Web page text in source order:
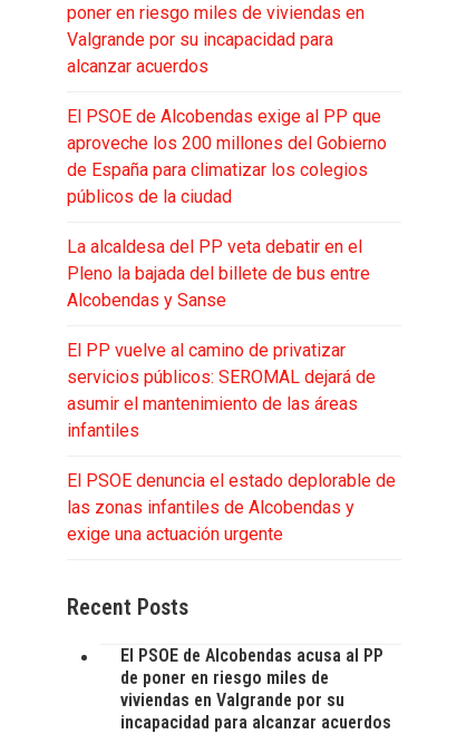
poner en riesgo miles de viviendas en
Valgrande por su incapacidad para
alcanzar acuerdos
El PSOE de Alcobendas exige al PP que
aproveche los 200 millones del Gobierno
de España para climatizar los colegios
públicos de la ciudad
La alcaldesa del PP veta debatir en el
Pleno la bajada del billete de bus entre
Alcobendas y Sanse
El PP vuelve al camino de privatizar
servicios públicos: SEROMAL dejará de
asumir el mantenimiento de las áreas
infantiles
El PSOE denuncia el estado deplorable de
las zonas infantiles de Alcobendas y
exige una actuación urgente
Recent Posts
El PSOE de Alcobendas acusa al PP
de poner en riesgo miles de
viviendas en Valgrande por su
incapacidad para alcanzar acuerdos